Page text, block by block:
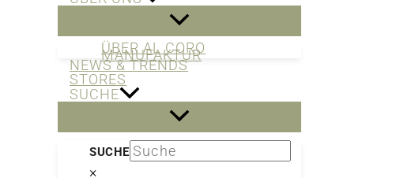
ÜBER AL CORO
MANUFAKTUR
NEWS & TRENDS
STORES
SUCHE
SUCHE
×